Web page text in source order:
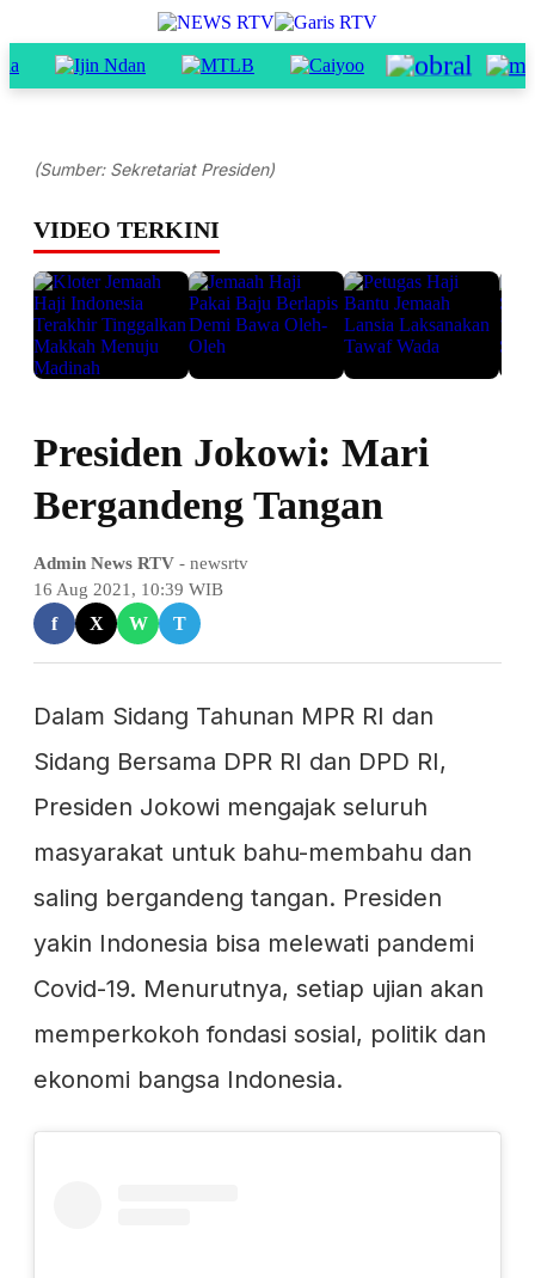
(Sumber: Sekretariat Presiden)
VIDEO TERKINI
Presiden Jokowi: Mari
Bergandeng Tangan
Admin News RTV - newsrtv
16 Aug 2021, 10:39 WIB
f X W T
Dalam Sidang Tahunan MPR RI dan
Sidang Bersama DPR RI dan DPD RI,
Presiden Jokowi mengajak seluruh
masyarakat untuk bahu-membahu dan
saling bergandeng tangan. Presiden
yakin Indonesia bisa melewati pandemi
Covid-19. Menurutnya, setiap ujian akan
memperkokoh fondasi sosial, politik dan
ekonomi bangsa Indonesia.